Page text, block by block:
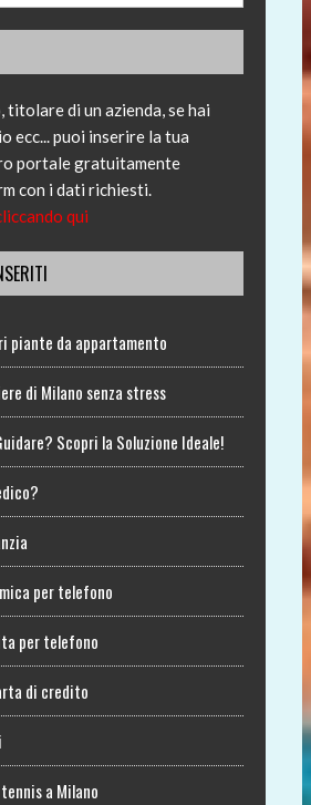
titolare di un azienda, se hai
ecc... puoi inserire la tua
portale gratuitamente
con i dati richiesti.
qui
piante da appartamento
di Milano senza stress
Scopri la Soluzione Ideale!
per telefono
per telefono
di credito
a Milano